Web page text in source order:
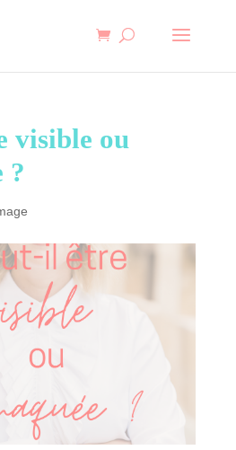
visible ou
?